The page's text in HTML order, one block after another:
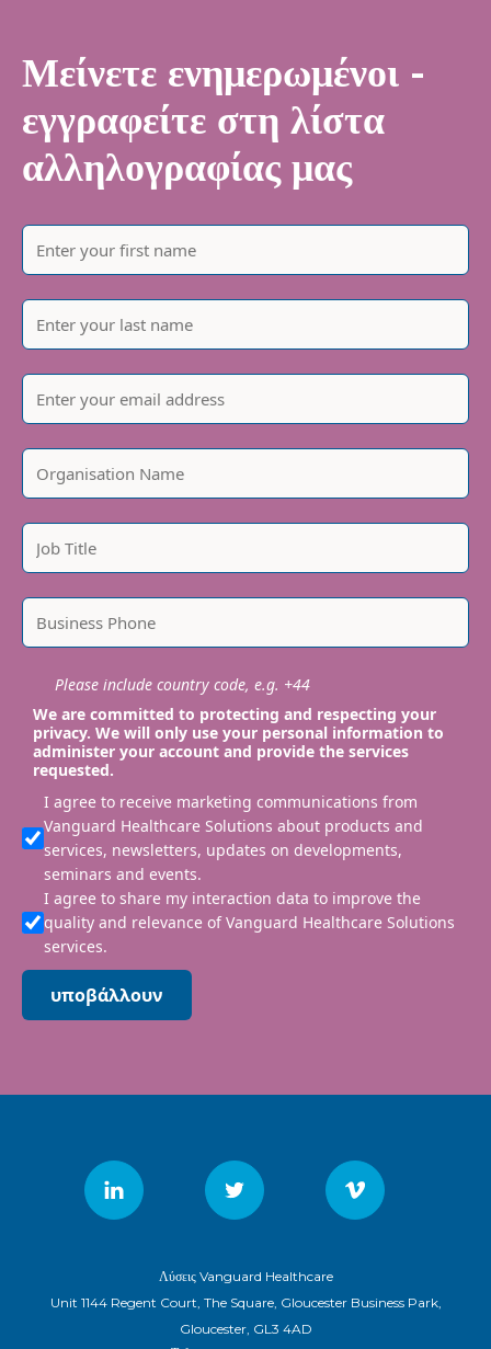
Μείνετε ενημερωμένοι -
εγγραφείτε στη λίστα
αλληλογραφίας μας
Please include country code, e.g. +44
We are committed to protecting and respecting your
privacy. We will only use your personal information to
administer your account and provide the services
requested.
I agree to receive marketing communications from
Vanguard Healthcare Solutions about products and
services, newsletters, updates on developments,
seminars and events.
I agree to share my interaction data to improve the
quality and relevance of Vanguard Healthcare Solutions
services.
υποβάλλουν
Λύσεις Vanguard Healthcare
Unit 1144 Regent Court, The Square, Gloucester Business Park,
Gloucester, GL3 4AD